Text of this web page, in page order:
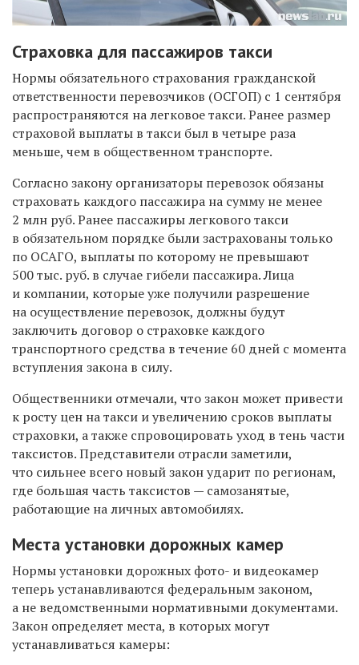
Страховка для пассажиров такси
Нормы обязательного страхования гражданской
ответственности перевозчиков (ОСГОП) с 1 сентября
распространяются на легковое такси. Ранее размер
страховой выплаты в такси был в четыре раза
меньше, чем в общественном транспорте.
Согласно закону организаторы перевозок обязаны
страховать каждого пассажира на сумму не менее
2 млн руб. Ранее пассажиры легкового такси
в обязательном порядке были застрахованы только
по ОСАГО, выплаты по которому не превышают
500 тыс. руб. в случае гибели пассажира. Лица
и компании, которые уже получили разрешение
на осуществление перевозок, должны будут
заключить договор о страховке каждого
транспортного средства в течение 60 дней с момента
вступления закона в силу.
Общественники отмечали, что закон может привести
к росту цен на такси и увеличению сроков выплаты
страховки, а также спровоцировать уход в тень части
таксистов. Представители отрасли заметили,
что сильнее всего новый закон ударит по регионам,
где большая часть таксистов — самозанятые,
работающие на личных автомобилях.
Места установки дорожных камер
Нормы установки дорожных фото- и видеокамер
теперь устанавливаются федеральным законом,
а не ведомственными нормативными документами.
Закон определяет места, в которых могут
устанавливаться камеры: